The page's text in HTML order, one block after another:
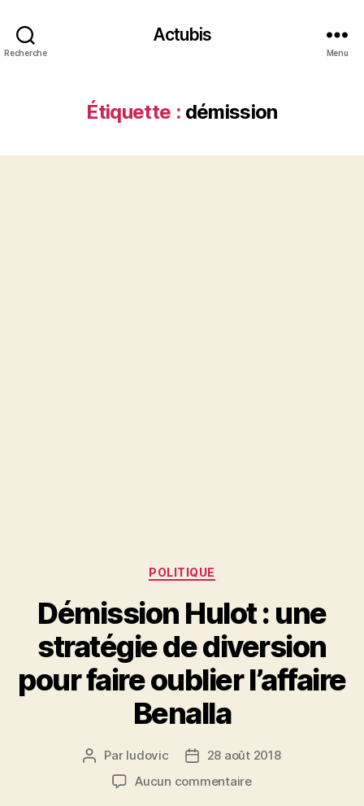
Recherche
Actubis
Menu
Étiquette : démission
Catégories
POLITIQUE
Démission Hulot : une
stratégie de diversion
pour faire oublier l’affaire
Benalla
Auteur
l’article
Par ludovic
Date28 août 2018
Aucun commentairesur